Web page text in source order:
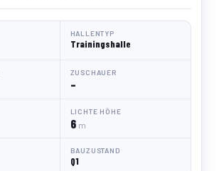
HALLENTYP
Trainingshalle
ZUSCHAUER
–
LICHTE HÖHE
6 m
BAUZUSTAND
Q1